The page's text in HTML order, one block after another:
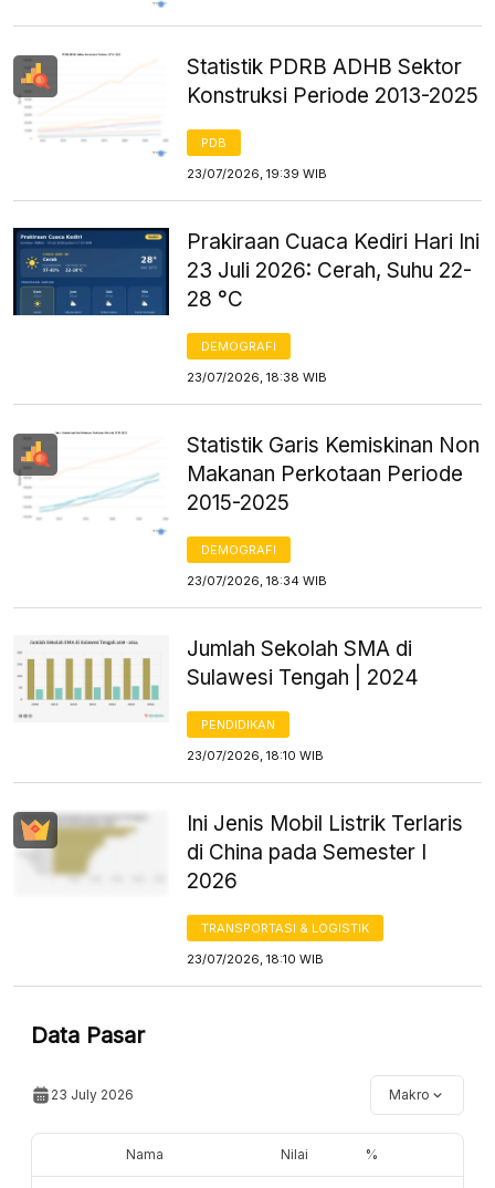
Statistik PDRB ADHB Sektor
Konstruksi Periode 2013-2025
PDB
23/07/2026, 19:39 WIB
Prakiraan Cuaca Kediri Hari Ini
23 Juli 2026: Cerah, Suhu 22-
28 °C
DEMOGRAFI
23/07/2026, 18:38 WIB
Statistik Garis Kemiskinan Non
Makanan Perkotaan Periode
2015-2025
DEMOGRAFI
23/07/2026, 18:34 WIB
Jumlah Sekolah SMA di
Sulawesi Tengah | 2024
PENDIDIKAN
23/07/2026, 18:10 WIB
Ini Jenis Mobil Listrik Terlaris
di China pada Semester I
2026
TRANSPORTASI & LOGISTIK
23/07/2026, 18:10 WIB
Data Pasar
23 July 2026 Makro
Nama Nilai %